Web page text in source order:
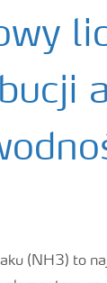
(NH3) to